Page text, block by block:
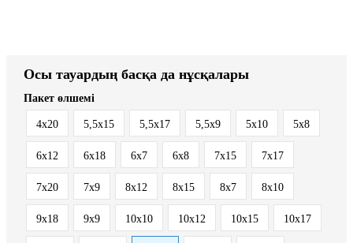
Осы тауардың басқа да нұсқалары
Пакет өлшемі
4x20 5,5x15 5,5x17 5,5x9 5x10 5x8
6x12 6x18 6x7 6x8 7x15 7x17
7x20 7x9 8x12 8x15 8x7 8х10
9x18 9x9 10x10 10x12 10x15 10x17